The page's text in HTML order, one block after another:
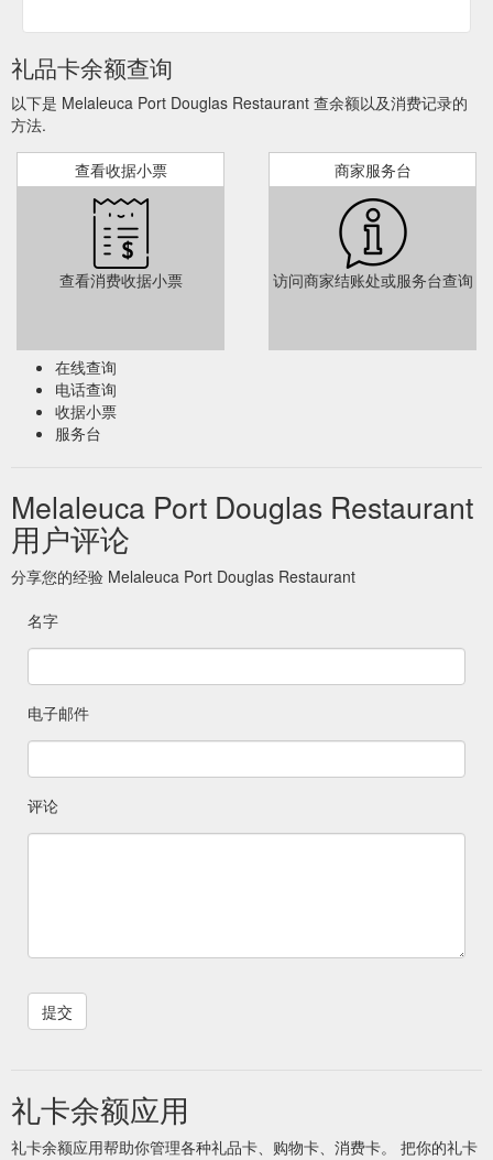
礼品卡余额查询
以下是 Melaleuca Port Douglas Restaurant 查余额以及消费记录的
方法.
查看收据小票
查看消费收据小票
商家服务台
访问商家结账处或服务台查询
在线查询
电话查询
收据小票
服务台
Melaleuca Port Douglas Restaurant
用户评论
分享您的经验 Melaleuca Port Douglas Restaurant
名字
电子邮件
评论
礼卡余额应用
礼卡余额应用帮助你管理各种礼品卡、购物卡、消费卡。 把你的礼卡